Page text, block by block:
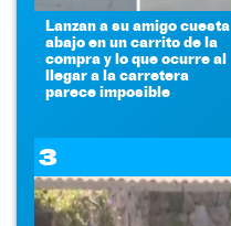
Lanzan a su amigo cuesta
abajo en un carrito de la
compra y lo que ocurre al
llegar a la carretera
parece imposible
3